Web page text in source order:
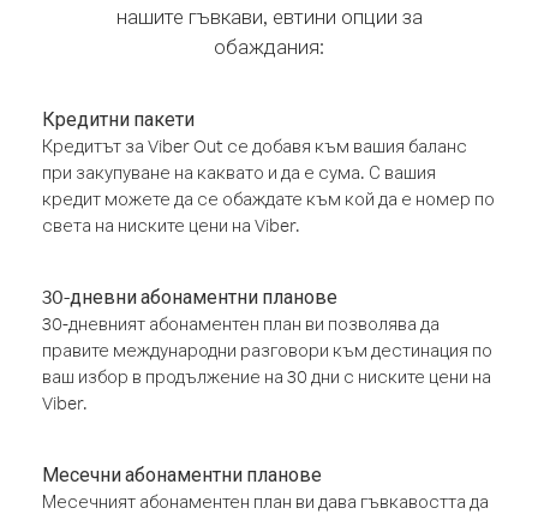
нашите гъвкави, евтини опции за
обаждания:
Кредитни пакети
Кредитът за Viber Out се добавя към вашия баланс
при закупуване на каквато и да е сума. С вашия
кредит можете да се обаждате към кой да е номер по
света на ниските цени на Viber.
30-дневни абонаментни планове
30-дневният абонаментен план ви позволява да
правите международни разговори към дестинация по
ваш избор в продължение на 30 дни с ниските цени на
Viber.
Месечни абонаментни планове
Месечният абонаментен план ви дава гъвкавостта да